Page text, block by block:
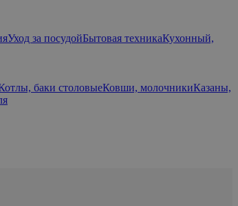
Уход за посудойБытовая техникаКухонный,
баки столовыеКовши, молочникиКазаны,